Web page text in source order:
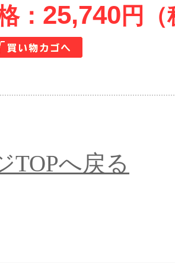
： 25,740 円
TOPへ戻る